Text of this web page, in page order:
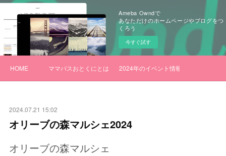
Ameba Owndで
あなただけのホームページやブログをつ
くろう
今すぐ試す
HOME ママパスおとくにとは 2024年のイベント情報
2024.07.21 15:02
オリーブの森マルシェ2024
オリーブの森マルシェ